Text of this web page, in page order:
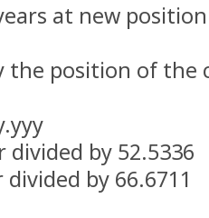
at new
the position of the
divided by 52.5336
by 66.6711